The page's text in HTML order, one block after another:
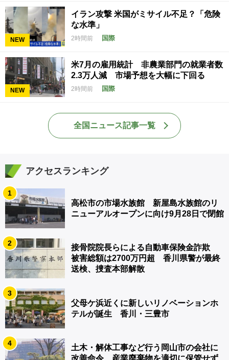
NEW
イラン攻撃 米国がミサイル不足？「危険
な水準」
2時間前 国際
NEW
米7月の雇用統計 非農業部門の就業者数
2.3万人減 市場予想を大幅に下回る
2時間前 国際
全国ニュース記事一覧
アクセスランキング
1
高松市の市場水族館 新屋島水族館のリ
ニューアルオープンに向け9月28日で閉館
2
接骨院院長らによる自動車保険金詐欺
被害総額は2700万円超 香川県警が最終
送検、捜査本部解散
3
父母ケ浜近くに新しいリノベーションホ
テルが誕生 香川・三豊市
4
土木・解体工事など行う岡山市の会社に
改善命令 産業廃棄物を適切に保管せず